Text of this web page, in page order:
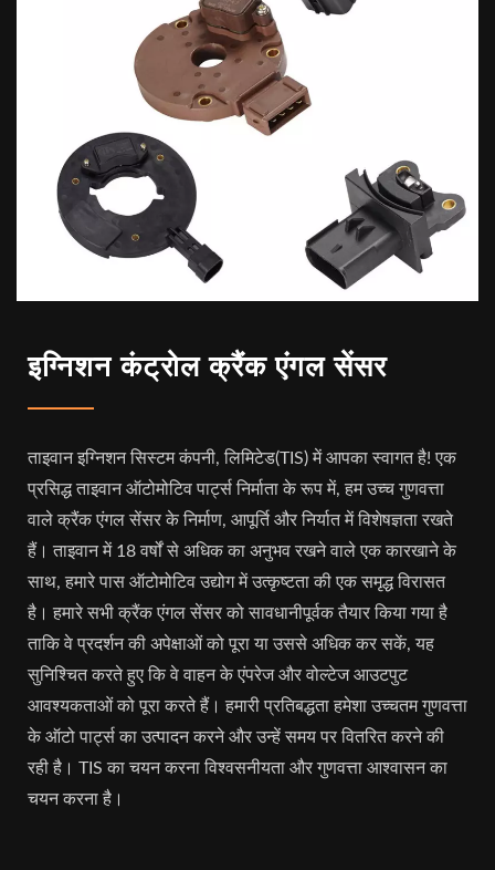
इग्निशन कंट्रोल क्रैंक एंगल सेंसर
ताइवान इग्निशन सिस्टम कंपनी, लिमिटेड(TIS) में आपका स्वागत है! एक
प्रसिद्ध ताइवान ऑटोमोटिव पार्ट्स निर्माता के रूप में, हम उच्च गुणवत्ता
वाले क्रैंक एंगल सेंसर के निर्माण, आपूर्ति और निर्यात में विशेषज्ञता रखते
हैं। ताइवान में 18 वर्षों से अधिक का अनुभव रखने वाले एक कारखाने के
साथ, हमारे पास ऑटोमोटिव उद्योग में उत्कृष्टता की एक समृद्ध विरासत
है। हमारे सभी क्रैंक एंगल सेंसर को सावधानीपूर्वक तैयार किया गया है
ताकि वे प्रदर्शन की अपेक्षाओं को पूरा या उससे अधिक कर सकें, यह
सुनिश्चित करते हुए कि वे वाहन के एंपरेज और वोल्टेज आउटपुट
आवश्यकताओं को पूरा करते हैं। हमारी प्रतिबद्धता हमेशा उच्चतम गुणवत्ता
के ऑटो पार्ट्स का उत्पादन करने और उन्हें समय पर वितरित करने की
रही है। TIS का चयन करना विश्वसनीयता और गुणवत्ता आश्वासन का
चयन करना है।